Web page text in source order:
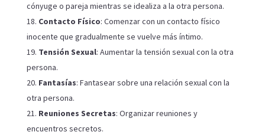
cónyuge o pareja mientras se idealiza a la otra persona.
Contacto Físico: Comenzar con un contacto físico
inocente que gradualmente se vuelve más íntimo.
Tensión Sexual: Aumentar la tensión sexual con la otra
persona.
Fantasías: Fantasear sobre una relación sexual con la
otra persona.
Reuniones Secretas: Organizar reuniones y
encuentros secretos.